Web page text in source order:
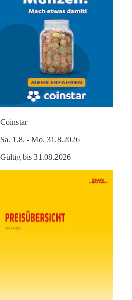
Coinstar
Sa. 1.8. - Mo. 31.8.2026
Gültig bis 31.08.2026